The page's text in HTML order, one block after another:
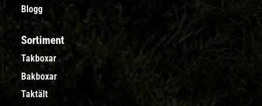
Blogg
Sortiment
Takboxar
Bakboxar
Taktält